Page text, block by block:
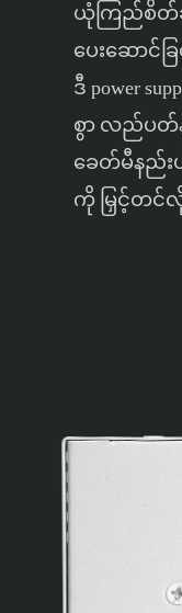
ယုံကြည်စိတ်ခ
ပေးဆောင်ခြ
ဒီ power
စွာ လည်ပတ်
ခေတ်မီနည်း
ကို မြှင့်တင်